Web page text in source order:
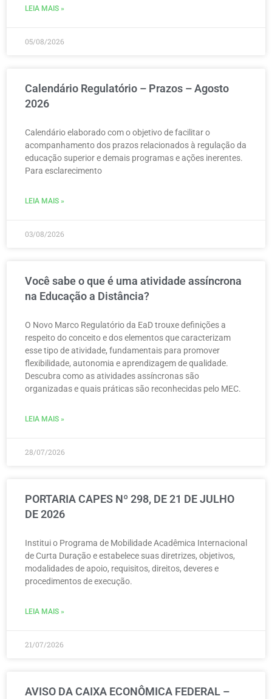
LEIA MAIS »
05/08/2026
Calendário Regulatório – Prazos – Agosto
2026
Calendário elaborado com o objetivo de facilitar o
acompanhamento dos prazos relacionados à regulação da
educação superior e demais programas e ações inerentes.
Para esclarecimento
LEIA MAIS »
03/08/2026
Você sabe o que é uma atividade assíncrona
na Educação a Distância?
O Novo Marco Regulatório da EaD trouxe definições a
respeito do conceito e dos elementos que caracterizam
esse tipo de atividade, fundamentais para promover
flexibilidade, autonomia e aprendizagem de qualidade.
Descubra como as atividades assíncronas são
organizadas e quais práticas são reconhecidas pelo MEC.
LEIA MAIS »
28/07/2026
PORTARIA CAPES Nº 298, DE 21 DE JULHO
DE 2026
Institui o Programa de Mobilidade Acadêmica Internacional
de Curta Duração e estabelece suas diretrizes, objetivos,
modalidades de apoio, requisitos, direitos, deveres e
procedimentos de execução.
LEIA MAIS »
21/07/2026
AVISO DA CAIXA ECONÔMICA FEDERAL –